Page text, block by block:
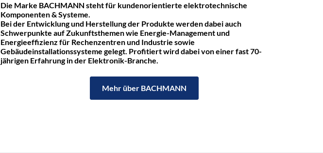
Die Marke BACHMANN steht für kundenorientierte elektrotechnische
Komponenten & Systeme.
Bei der Entwicklung und Herstellung der Produkte werden dabei auch
Schwerpunkte auf Zukunftsthemen wie Energie-Management und
Energieeffizienz für Rechenzentren und Industrie sowie
Gebäudeinstallationssysteme gelegt. Profitiert wird dabei von einer fast 70-
jährigen Erfahrung in der Elektronik-Branche.
Mehr über BACHMANN